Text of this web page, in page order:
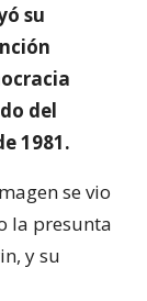
su
del
1981.
se vio
la presunta
y su